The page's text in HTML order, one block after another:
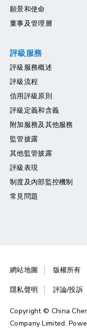
願景和使命
董事及管理層
評級服務
評級服務概述
評級流程
信用評級原則
評級定義和含義
附加服務及其他服務
監管披露
其他監管披露
評級表現
制度及內部監控機制
常見問題
網站地圖 版權所有
隱私聲明 評論/投訴
Copyright © China
Company Limited.